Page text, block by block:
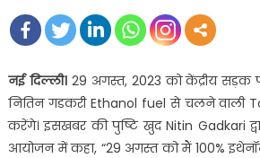
नई दिल्ली। 29 अगस्त, 2023 को केंद्रीय सड़क
नितिन गडकरी Ethanol fuel से चलने वाली
करेंगे। इसखबर की पुष्टि खुद Nitin Gadkari
आयोजन में कहा, “29 अगस्त को मैं 100%